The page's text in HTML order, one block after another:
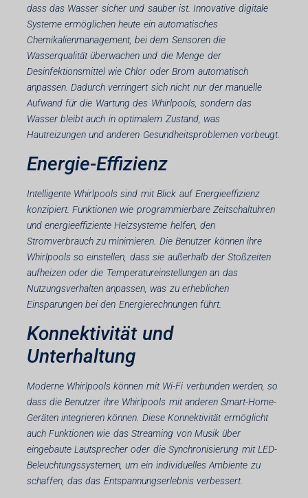
dass das Wasser sicher und sauber ist. Innovative digitale
Systeme ermöglichen heute ein automatisches
Chemikalienmanagement, bei dem Sensoren die
Wasserqualität überwachen und die Menge der
Desinfektionsmittel wie Chlor oder Brom automatisch
anpassen. Dadurch verringert sich nicht nur der manuelle
Aufwand für die Wartung des Whirlpools, sondern das
Wasser bleibt auch in optimalem Zustand, was
Hautreizungen und anderen Gesundheitsproblemen vorbeugt.
Energie-Effizienz
Intelligente Whirlpools sind mit Blick auf Energieeffizienz
konzipiert. Funktionen wie programmierbare Zeitschaltuhren
und energieeffiziente Heizsysteme helfen, den
Stromverbrauch zu minimieren. Die Benutzer können ihre
Whirlpools so einstellen, dass sie außerhalb der Stoßzeiten
aufheizen oder die Temperatureinstellungen an das
Nutzungsverhalten anpassen, was zu erheblichen
Einsparungen bei den Energierechnungen führt.
Konnektivität und
Unterhaltung
Moderne Whirlpools können mit Wi-Fi verbunden werden, so
dass die Benutzer ihre Whirlpools mit anderen Smart-Home-
Geräten integrieren können. Diese Konnektivität ermöglicht
auch Funktionen wie das Streaming von Musik über
eingebaute Lautsprecher oder die Synchronisierung mit LED-
Beleuchtungssystemen, um ein individuelles Ambiente zu
schaffen, das das Entspannungserlebnis verbessert.